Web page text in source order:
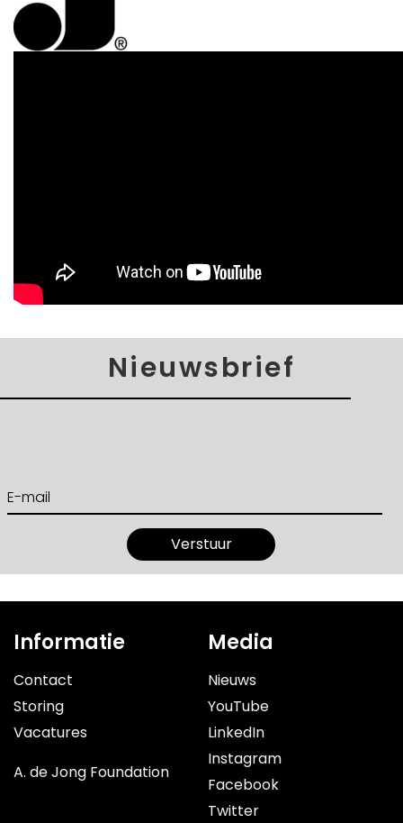
Nieuwsbrief
Informatie
Contact
Storing
Vacatures
A. de Jong Foundation
Media
Nieuws
YouTube
LinkedIn
Instagram
Facebook
Twitter